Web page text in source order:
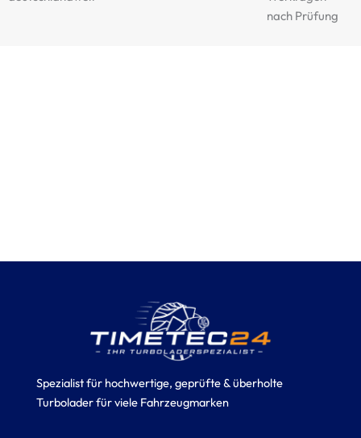
nach Prüfung
Spezialist für hochwertige, geprüfte & überholte
Turbolader für viele Fahrzeugmarken